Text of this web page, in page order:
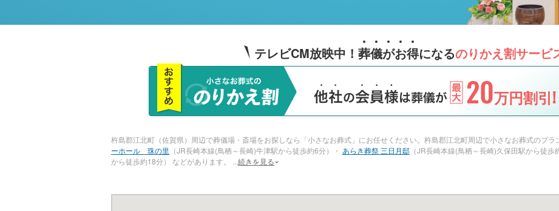
テレビCM放映中！ 葬儀がお得になるのりかえ割サービ
20万円割引!
杵島郡江北町（佐賀県）周辺で葬儀場・斎場をお探しなら「小さなお葬式」にお任せください。杵島郡江北町周辺で小さなお葬式のプラ
ーホール 珠の里 （JR長崎本線(鳥栖～長崎)牛津駅から徒歩約6分）・ あらき葬祭 三日月邸 （JR長崎本線(鳥栖～長崎)久保田駅から徒歩
から徒歩約18分） などがあります。
続きを見る